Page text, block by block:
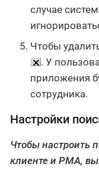
случае
Чтобы
. У
приложения
сотрудника.
Настройки
Чтобы настроить
клиенте и РМА,